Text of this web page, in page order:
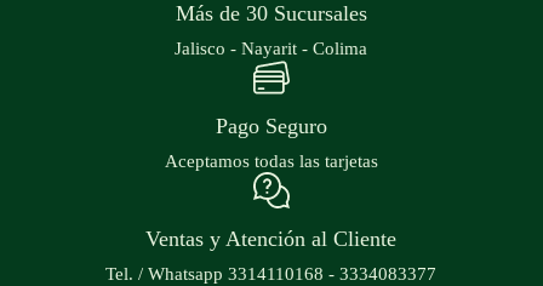
Más de 30 Sucursales
Jalisco - Nayarit - Colima
Pago Seguro
Aceptamos todas las tarjetas
Ventas y Atención al Cliente
Tel. / Whatsapp 3314110168 - 3334083377